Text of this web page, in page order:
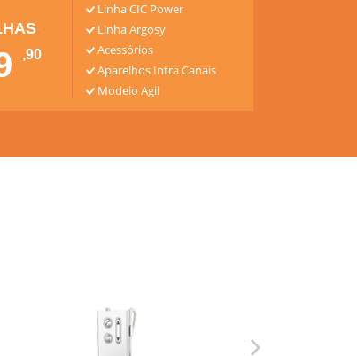
,90
Linha CIC Power
Linha Argosy
Acessórios
Aparelhos Intra Canais
Modelo Agil